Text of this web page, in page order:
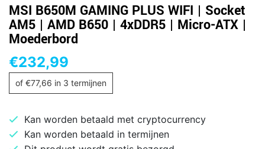
MSI B650M GAMING PLUS WIFI | Socket
AM5 | AMD B650 | 4xDDR5 | Micro-ATX |
Moederbord
€232,99
of €77,66 in 3 termijnen
Kan worden betaald met cryptocurrency
Kan worden betaald in termijnen